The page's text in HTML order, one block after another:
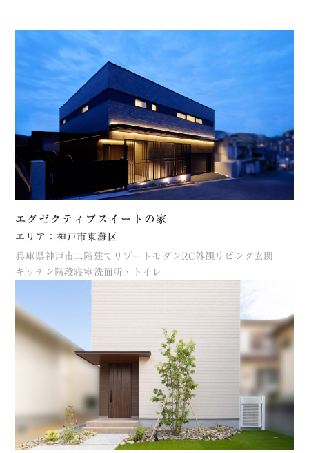
エグゼクティブスイートの家
エリア：神戸市東灘区
兵庫県神戸市二階建て リゾート モダン RC外観 リビング玄関
キッチン 階段寝室 洗面所・トイレ